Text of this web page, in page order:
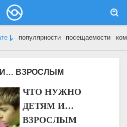
популярности посещаемости
ВЗРОСЛЫМ
ЧТО НУЖНО
ДЕТЯМ И…
ВЗРОСЛЫМ